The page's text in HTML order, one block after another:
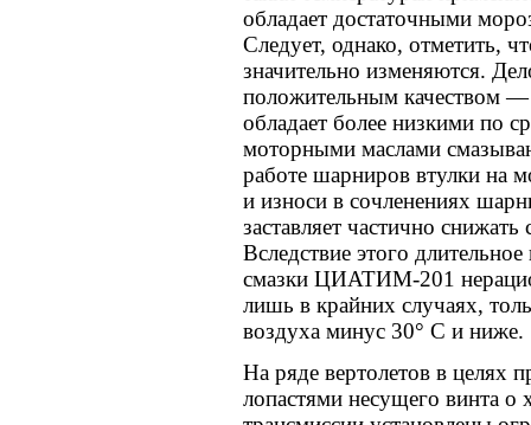
обладает достаточными
Следует, однако, отметить,
значительно изменяются.
положительным качеством —
обладает более низкими по
моторными маслами
работе шарниров втулки на
и износи в сочленениях
заставляет частично
Вследствие этого
смазки ЦИАТИМ-201
лишь в крайних случаях,
воздуха минус 30° С и ниже.
На ряде вертолетов в целях
лопастями несущего винта